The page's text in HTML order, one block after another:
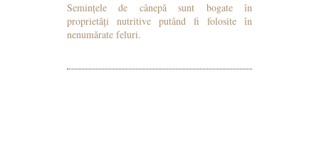
Semințele de cânepă sunt bogate în
proprietăți nutritive putând fi folosite în
nenumărate feluri.